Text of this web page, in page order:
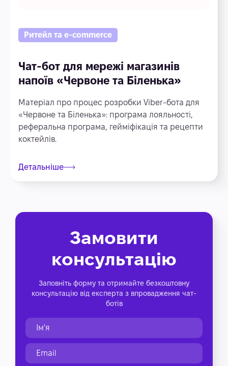
Ритейл та e-commerce
Чат-бот для мережі магазинів
напоїв «Червоне та Біленька»
Матеріал про процес розробки Viber-бота для
«Червоне та Біленька»: програма лояльності,
реферальна програма, гейміфікація та рецепти
коктейлів.
Детальніше
Замовити
консультацію
Заповніть форму та отримайте безкоштовну
консультацію від експерта з впровадження чат-
ботів